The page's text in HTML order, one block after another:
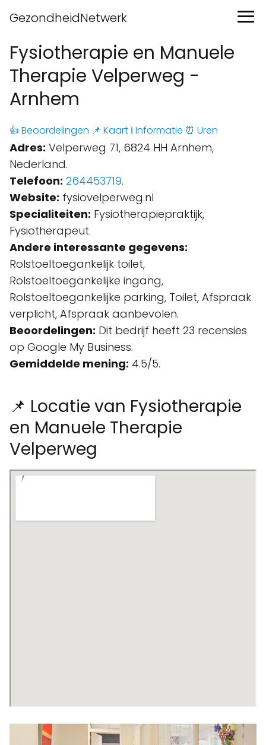
GezondheidNetwerk
Fysiotherapie en Manuele
Therapie Velperweg -
Arnhem
👍 Beoordelingen 📌 Kaart ℹ️ Informatie ⏰ Uren
Adres: Velperweg 71, 6824 HH Arnhem,
Nederland.
Telefoon: 264453719.
Website: fysiovelperweg.nl
Specialiteiten: Fysiotherapiepraktijk,
Fysiotherapeut.
Andere interessante gegevens:
Rolstoeltoegankelijk toilet,
Rolstoeltoegankelijke ingang,
Rolstoeltoegankelijke parking, Toilet, Afspraak
verplicht, Afspraak aanbevolen.
Beoordelingen: Dit bedrijf heeft 23 recensies
op Google My Business.
Gemiddelde mening: 4.5/5.
📌 Locatie van Fysiotherapie
en Manuele Therapie
Velperweg